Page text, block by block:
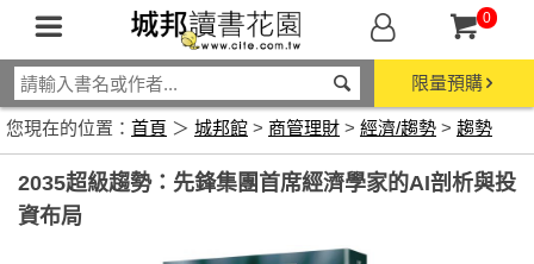
0
限量預購
您現在的位置： 首頁 ＞ 城邦館 > 商管理財 > 經濟/趨勢 > 趨勢
2035超級趨勢：先鋒集團首席經濟學家的AI剖析與投
資布局